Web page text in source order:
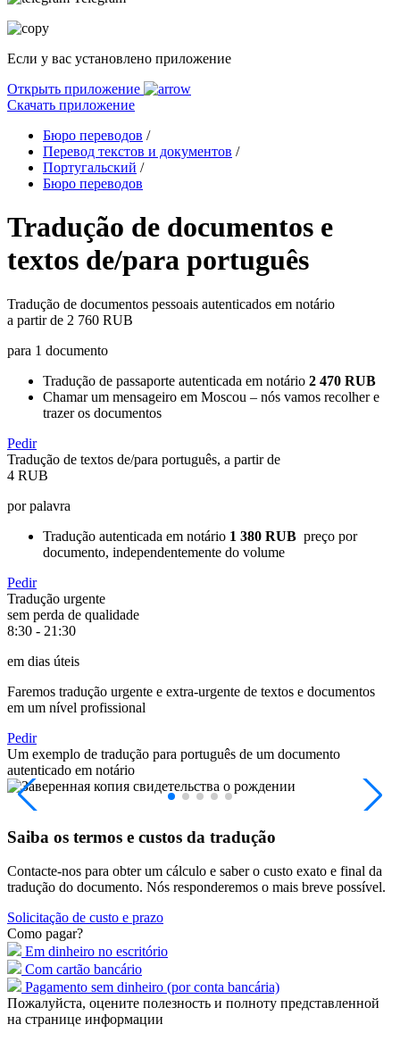
Если у вас установлено приложение
Открыть приложение
Скачать приложение
Бюро переводов /
Перевод текстов и документов /
Португальский /
Бюро переводов
Tradução de documentos e
textos de/para português
Tradução de documentos pessoais autenticados em notário
a partir de 2 760 RUB
para 1 documento
Tradução de passaporte autenticada em notário 2 470 RUB
Chamar um mensageiro em Moscou – nós vamos recolher e
trazer os documentos
Pedir
Tradução de textos de/para português, a partir de
4 RUB
por palavra
Tradução autenticada em notário 1 380 RUB preço por
documento, independentemente do volume
Pedir
Tradução urgente
sem perda de qualidade
8:30 - 21:30
em dias úteis
Faremos tradução urgente e extra-urgente de textos e documentos
em um nível profissional
Pedir
Um exemplo de tradução para português de um documento
autenticado em notário
Saiba os termos e custos da tradução
Contacte-nos para obter um cálculo e saber o custo exato e final da
tradução do documento. Nós responderemos o mais breve possível.
Solicitação de custo e prazo
Como pagar?
Em dinheiro no escritório
Com cartão bancário
Pagamento sem dinheiro (por conta bancária)
Пожалуйста, оцените полезность и полноту представленной
на странице информации